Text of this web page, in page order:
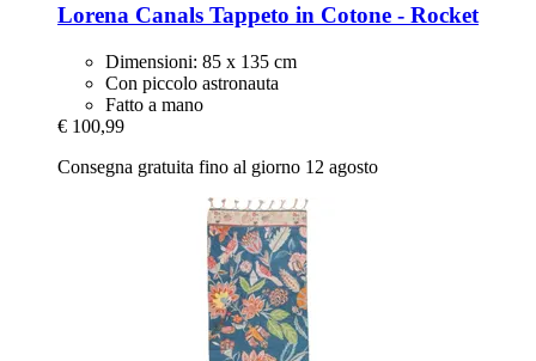
Lorena Canals Tappeto in Cotone -​ Rocket
Dimensioni: 85 x 135 cm
Con piccolo astronauta
Fatto a mano
€ 100,99
Consegna gratuita fino al giorno 12 agosto